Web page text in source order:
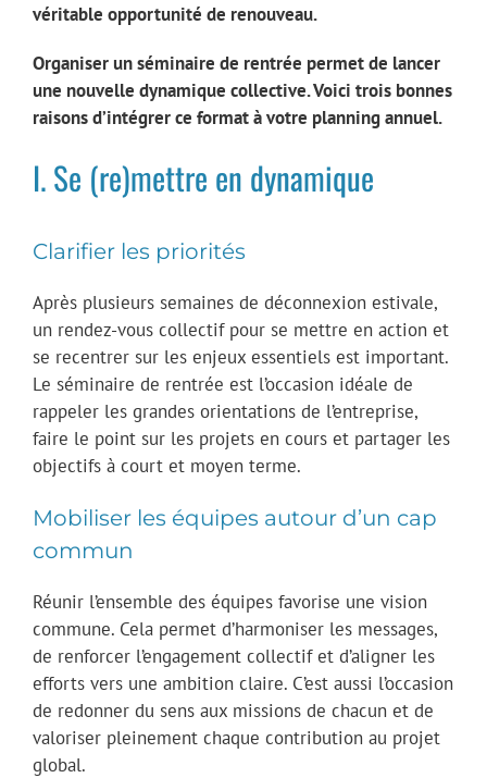
véritable opportunité de renouveau.
Organiser un séminaire de rentrée permet de lancer
une nouvelle dynamique collective. Voici trois bonnes
raisons d’intégrer ce format à votre planning annuel.
I. Se (re)mettre en dynamique
Clarifier les priorités
Après plusieurs semaines de déconnexion estivale,
un rendez-vous collectif pour se mettre en action et
se recentrer sur les enjeux essentiels est important.
Le séminaire de rentrée est l’occasion idéale de
rappeler les grandes orientations de l’entreprise,
faire le point sur les projets en cours et partager les
objectifs à court et moyen terme.
Mobiliser les équipes autour d’un cap
commun
Réunir l’ensemble des équipes favorise une vision
commune. Cela permet d’harmoniser les messages,
de renforcer l’engagement collectif et d’aligner les
efforts vers une ambition claire. C’est aussi l’occasion
de redonner du sens aux missions de chacun et de
valoriser pleinement chaque contribution au projet
global.